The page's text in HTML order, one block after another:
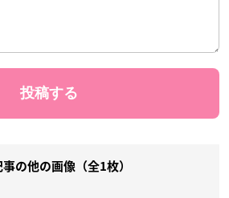
事の他の画像（全1枚）